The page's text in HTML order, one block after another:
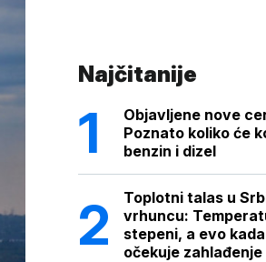
Najčitanije
Objavljene nove
Poznato koliko će
benzin i dizel
Toplotni talas u
vrhuncu:
stepeni, a evo
očekuje zahlađenje